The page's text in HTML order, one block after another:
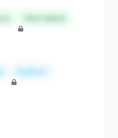
Hire talent
Python